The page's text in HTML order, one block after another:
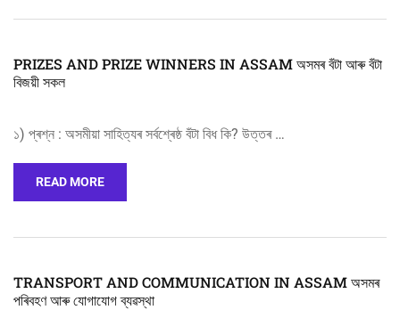
PRIZES AND PRIZE WINNERS IN ASSAM অসমৰ বঁটা আৰু বঁটা
বিজয়ী সকল
১) প্ৰশ্ন : অসমীয়া সাহিত্যৰ সৰ্বশ্ৰেষ্ঠ বঁটা বিধ কি? উত্তৰ …
READ MORE
TRANSPORT AND COMMUNICATION IN ASSAM অসমৰ
পৰিবহণ আৰু যোগাযোগ ব্যৱস্থা